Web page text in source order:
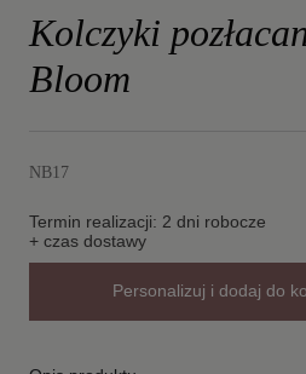
Kolczyki
Bloom
NB17
Termin realizacji: 2 dni robocze
+ czas dostawy
Personalizuj i dodaj do